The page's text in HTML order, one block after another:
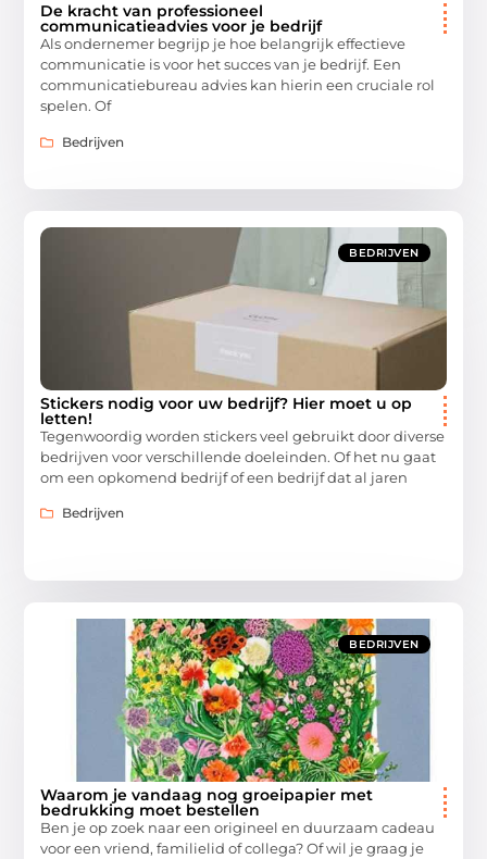
De kracht van professioneel
communicatieadvies voor je bedrijf
Als ondernemer begrijp je hoe belangrijk effectieve
communicatie is voor het succes van je bedrijf. Een
communicatiebureau advies kan hierin een cruciale rol
spelen. Of
Bedrijven
BEDRIJVEN
Stickers nodig voor uw bedrijf? Hier moet u op
letten!
Tegenwoordig worden stickers veel gebruikt door diverse
bedrijven voor verschillende doeleinden. Of het nu gaat
om een opkomend bedrijf of een bedrijf dat al jaren
Bedrijven
BEDRIJVEN
Waarom je vandaag nog groeipapier met
bedrukking moet bestellen
Ben je op zoek naar een origineel en duurzaam cadeau
voor een vriend, familielid of collega? Of wil je graag je